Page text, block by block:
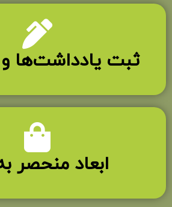
ثبت یادداشت‌ها و
ابعاد منحصر